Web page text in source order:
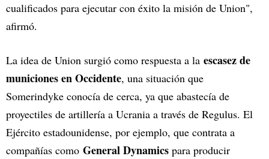
cualificados para ejecutar con éxito la misión de Union",
afirmó.
La idea de Union surgió como respuesta a la escasez de
municiones en Occidente, una situación que
Somerindyke conocía de cerca, ya que abastecía de
proyectiles de artillería a Ucrania a través de Regulus. El
Ejército estadounidense, por ejemplo, que contrata a
compañías como General Dynamics para producir